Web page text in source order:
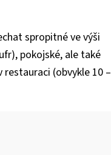
spropitné ve výši
pokojské, ale také
restauraci (obvykle 10 –